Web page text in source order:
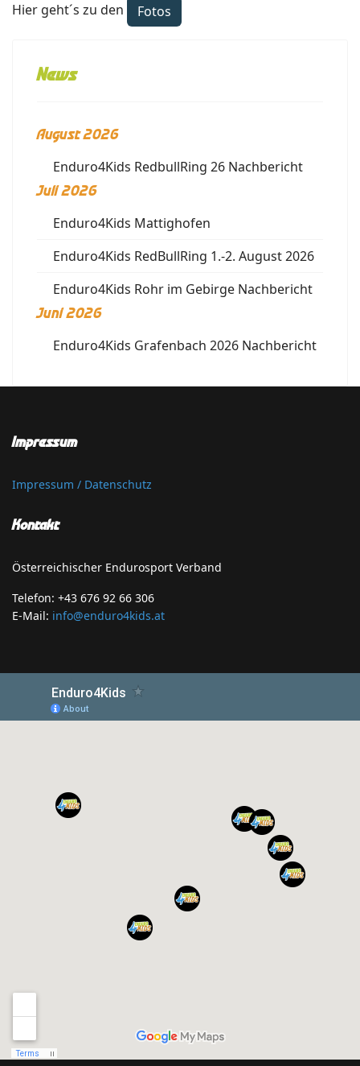
Hier geht´s zu den Fotos
News
August 2026
Enduro4Kids RedbullRing 26 Nachbericht
Juli 2026
Enduro4Kids Mattighofen
Enduro4Kids RedBullRing 1.-2. August 2026
Enduro4Kids Rohr im Gebirge Nachbericht
Juni 2026
Enduro4Kids Grafenbach 2026 Nachbericht
Impressum
Impressum / Datenschutz
Kontakt
Österreichischer Endurosport Verband
Telefon: +43 676 92 66 306
E-Mail: info@enduro4kids.at